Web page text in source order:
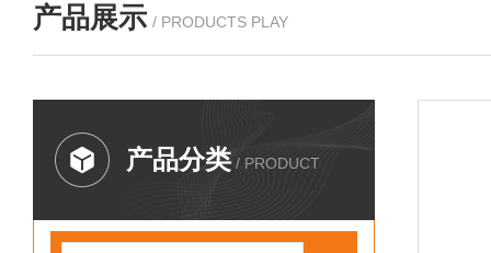
产品展示 / PRODUCTS PLAY
产品分类 / PRODUCT